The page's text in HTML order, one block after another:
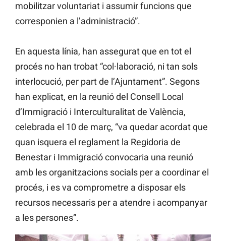
mobilitzar voluntariat i assumir funcions que
corresponien a l’administració”.
En aquesta línia, han assegurat que en tot el
procés no han trobat “col·laboració, ni tan sols
interlocució, per part de l’Ajuntament”. Segons
han explicat, en la reunió del Consell Local
d’Immigració i Interculturalitat de València,
celebrada el 10 de març, “va quedar acordat que
quan isquera el reglament la Regidoria de
Benestar i Immigració convocaria una reunió
amb les organitzacions socials per a coordinar el
procés, i es va comprometre a disposar els
recursos necessaris per a atendre i acompanyar
a les persones”.